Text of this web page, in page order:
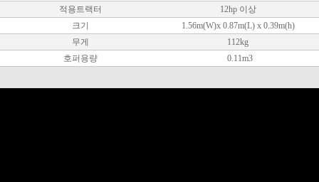
적용트랙터
12hp 이상
크기
1.56m(W)x 0.87m(L) x 0.39m(h)
무게
112kg
호퍼용량
0.11m3